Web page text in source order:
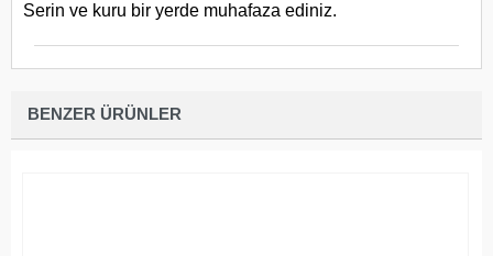
Serin ve kuru bir yerde muhafaza ediniz.
BENZER ÜRÜNLER